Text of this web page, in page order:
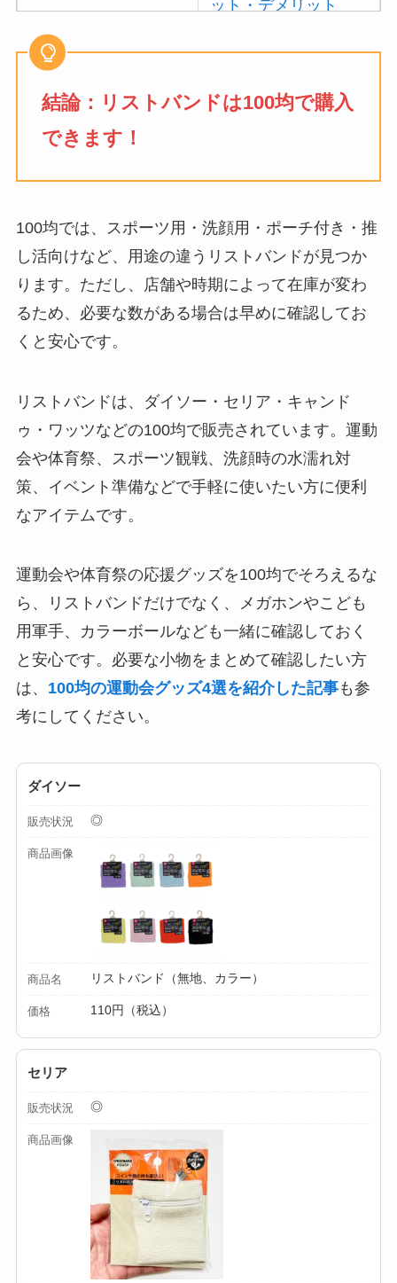
ット・デメリット
セリア等でポイズン
セリア等でフロアラ
バーほうきは買え
る？選び方＆使い方
を徹底ガイド！
ファンカバーは買え
る？おすすめ素材＆
選び方ガイド！
【100均】ダイソー/
方とおすすめも紹
介！
【100均】ダイソー/
セリア等でスパイス
ミルは買える？手
動・電動・ワンハン
える？代用品＆おす
すめ通販も紹介！
【100均】ダイソー/
ープ用LEDライトは
解説！
結論：リストバンドは100均で購入
できます！
100均では、スポーツ用・洗顔用・ポーチ付き・推
し活向けなど、用途の違うリストバンドが見つか
ります。ただし、店舗や時期によって在庫が変わ
るため、必要な数がある場合は早めに確認してお
くと安心です。
リストバンドは、ダイソー・セリア・キャンド
ゥ・ワッツなどの100均で販売されています。運動
会や体育祭、スポーツ観戦、洗顔時の水濡れ対
策、イベント準備などで手軽に使いたい方に便利
なアイテムです。
運動会や体育祭の応援グッズを100均でそろえるな
ら、リストバンドだけでなく、メガホンやこども
用軍手、カラーボールなども一緒に確認しておく
と安心です。必要な小物をまとめて確認したい方
は、 100均の運動会グッズ4選を紹介した記事も参
考にしてください。
ダイソー
販売状況 ◎
商品画像
商品名 リストバンド（無地、カラー）
価格 110円（税込）
セリア
販売状況 ◎
商品画像